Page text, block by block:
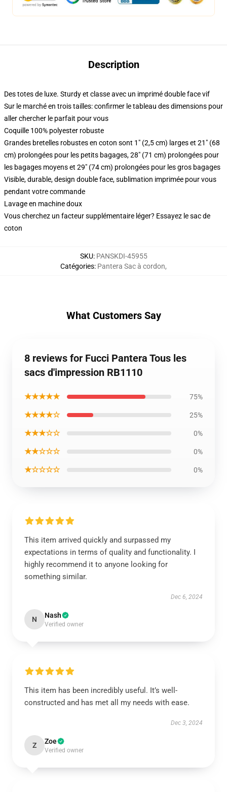
Description
Des totes de luxe. Sturdy et classe avec un imprimé double face vif
Sur le marché en trois tailles: confirmer le tableau des dimensions pour
aller chercher le parfait pour vous
Coquille 100% polyester robuste
Grandes bretelles robustes en coton sont 1" (2,5 cm) larges et 21" (68
cm) prolongées pour les petits bagages, 28" (71 cm) prolongées pour
les bagages moyens et 29" (74 cm) prolongées pour les gros bagages
Visible, durable, design double face, sublimation imprimée pour vous
pendant votre commande
Lavage en machine doux
Vous cherchez un facteur supplémentaire léger? Essayez le sac de
coton
SKU: PANSKDI-45955
Catégories: Pantera Sac à cordon,
What Customers Say
8 reviews for Fucci Pantera Tous les
sacs d'impression RB1110
★★★★★ 75%
★★★★☆ 25%
★★★☆☆ 0%
★★☆☆☆ 0%
★☆☆☆☆ 0%
This item arrived quickly and surpassed my
expectations in terms of quality and functionality. I
highly recommend it to anyone looking for
something similar.
Dec 6, 2024
N Nash
Verified owner
This item has been incredibly useful. It’s well-
constructed and has met all my needs with ease.
Dec 3, 2024
Z Zoe
Verified owner